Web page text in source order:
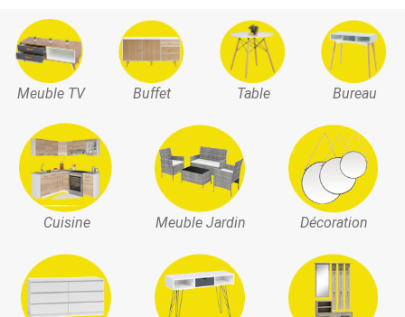
Meuble TV Buffet Table Bureau
Cuisine Meuble Jardin Décoration